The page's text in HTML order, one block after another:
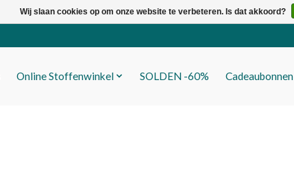
Online Stoffenwinkel SOLDEN -60% Cadeaubonnen
Wij slaan cookies op om onze website te verbeteren. Is dat akkoord?